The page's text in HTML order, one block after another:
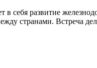
себя развитие
странами. Встреча